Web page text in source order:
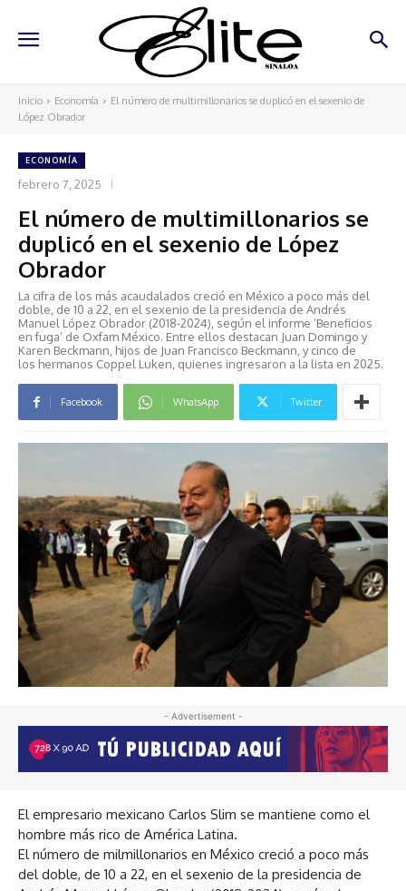
Inicio Economía
El número de multimillonarios se duplicó en el sexenio de
López Obrador
ECONOMÍA
febrero 7, 2025
El número de multimillonarios se
duplicó en el sexenio de López
Obrador
La cifra de los más acaudalados creció en México a poco más del
doble, de 10 a 22, en el sexenio de la presidencia de Andrés
Manuel López Obrador (2018-2024), según el informe ‘Beneficios
en fuga’ de Oxfam México. Entre ellos destacan Juan Domingo y
Karen Beckmann, hijos de Juan Francisco Beckmann, y cinco de
los hermanos Coppel Luken, quienes ingresaron a la lista en 2025.
Facebook WhatsApp Twitter
- Advertisement -
El empresario mexicano Carlos Slim se mantiene como el
hombre más rico de América Latina.
El número de milmillonarios en México creció a poco más
del doble, de 10 a 22, en el sexenio de la presidencia de